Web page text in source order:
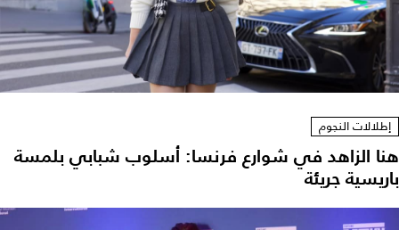
إطلالات النجوم
هنا الزاهد في شوارع فرنسا: أسلوب شبابي بلمسة
باريسية جريئة